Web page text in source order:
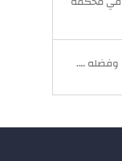
وفضله ….